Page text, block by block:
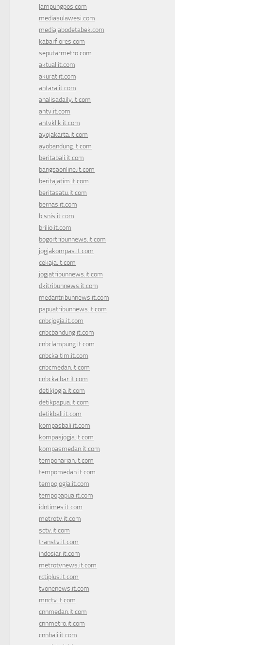
lampungpos.com
mediasulawesi.com
mediajabodetabek.com
kabarflores.com
seputarmetro.com
aktual.it.com
akurat.it.com
antara.it.com
analisadaily.it.com
antv.it.com
antvklik.it.com
ayojakarta.it.com
ayobandung.it.com
beritabali.it.com
bangsaonline.it.com
beritajatim.it.com
beritasatu.it.com
bernas.it.com
bisnis.it.com
brilio.it.com
bogortribunnews.it.com
jogjakompas.it.com
cekaja.it.com
jogjatribunnews.it.com
dkitribunnews.it.com
medantribunnews.it.com
papuatribunnews.it.com
cnbcjogja.it.com
cnbcbandung.it.com
cnbclampung.it.com
cnbckaltim.it.com
cnbcmedan.it.com
cnbckalbar.it.com
detikjogja.it.com
detikpapua.it.com
detikbali.it.com
kompasbali.it.com
kompasjogja.it.com
kompasmedan.it.com
tempoharian.it.com
tempomedan.it.com
tempojogja.it.com
tempopapua.it.com
idntimes.it.com
metrotv.it.com
sctv.it.com
transtv.it.com
indosiar.it.com
metrotvnews.it.com
rctiplus.it.com
tvonenews.it.com
mnctv.it.com
cnnmedan.it.com
cnnmetro.it.com
cnnbali.it.com